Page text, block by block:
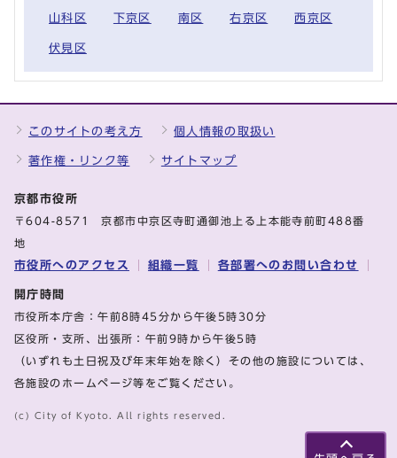
山科区 下京区 南区 右京区 西京区
伏見区
このサイトの考え方 個人情報の取扱い
著作権・リンク等 サイトマップ
京都市役所
〒604-8571 京都市中京区寺町通御池上る上本能寺前町488番
地
市役所へのアクセス 組織一覧 各部署へのお問い合わせ
開庁時間
市役所本庁舎：午前8時45分から午後5時30分
区役所・支所、出張所：午前9時から午後5時
（いずれも土日祝及び年末年始を除く）その他の施設については、
各施設のホームページ等をご覧ください。
(c) City of Kyoto. All rights reserved.